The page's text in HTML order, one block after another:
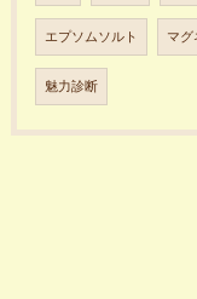
エプソムソルト マグ
魅力診断